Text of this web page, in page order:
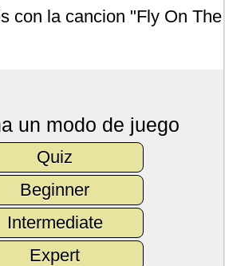
con la cancion "Fly On The
un modo de juego
Quiz
Beginner
Intermediate
Expert